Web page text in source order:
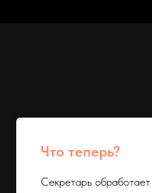
Что теперь?
Секретарь